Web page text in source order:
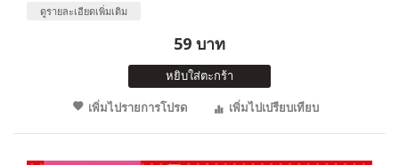
ดูรายละเอียดเพิ่มเติม
59 บาท
หยิบใส่ตะกร้า
เพิ่มไปรายการโปรด
เพิ่มไปเปรียบเทียบ